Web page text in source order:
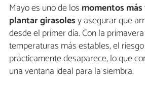
Mayo es uno de los momentos
plantar girasolesy asegurar que
desde el primer día. Con la
temperaturas más estables, el
prácticamente desaparece, lo que
una ventana ideal para la siembra.